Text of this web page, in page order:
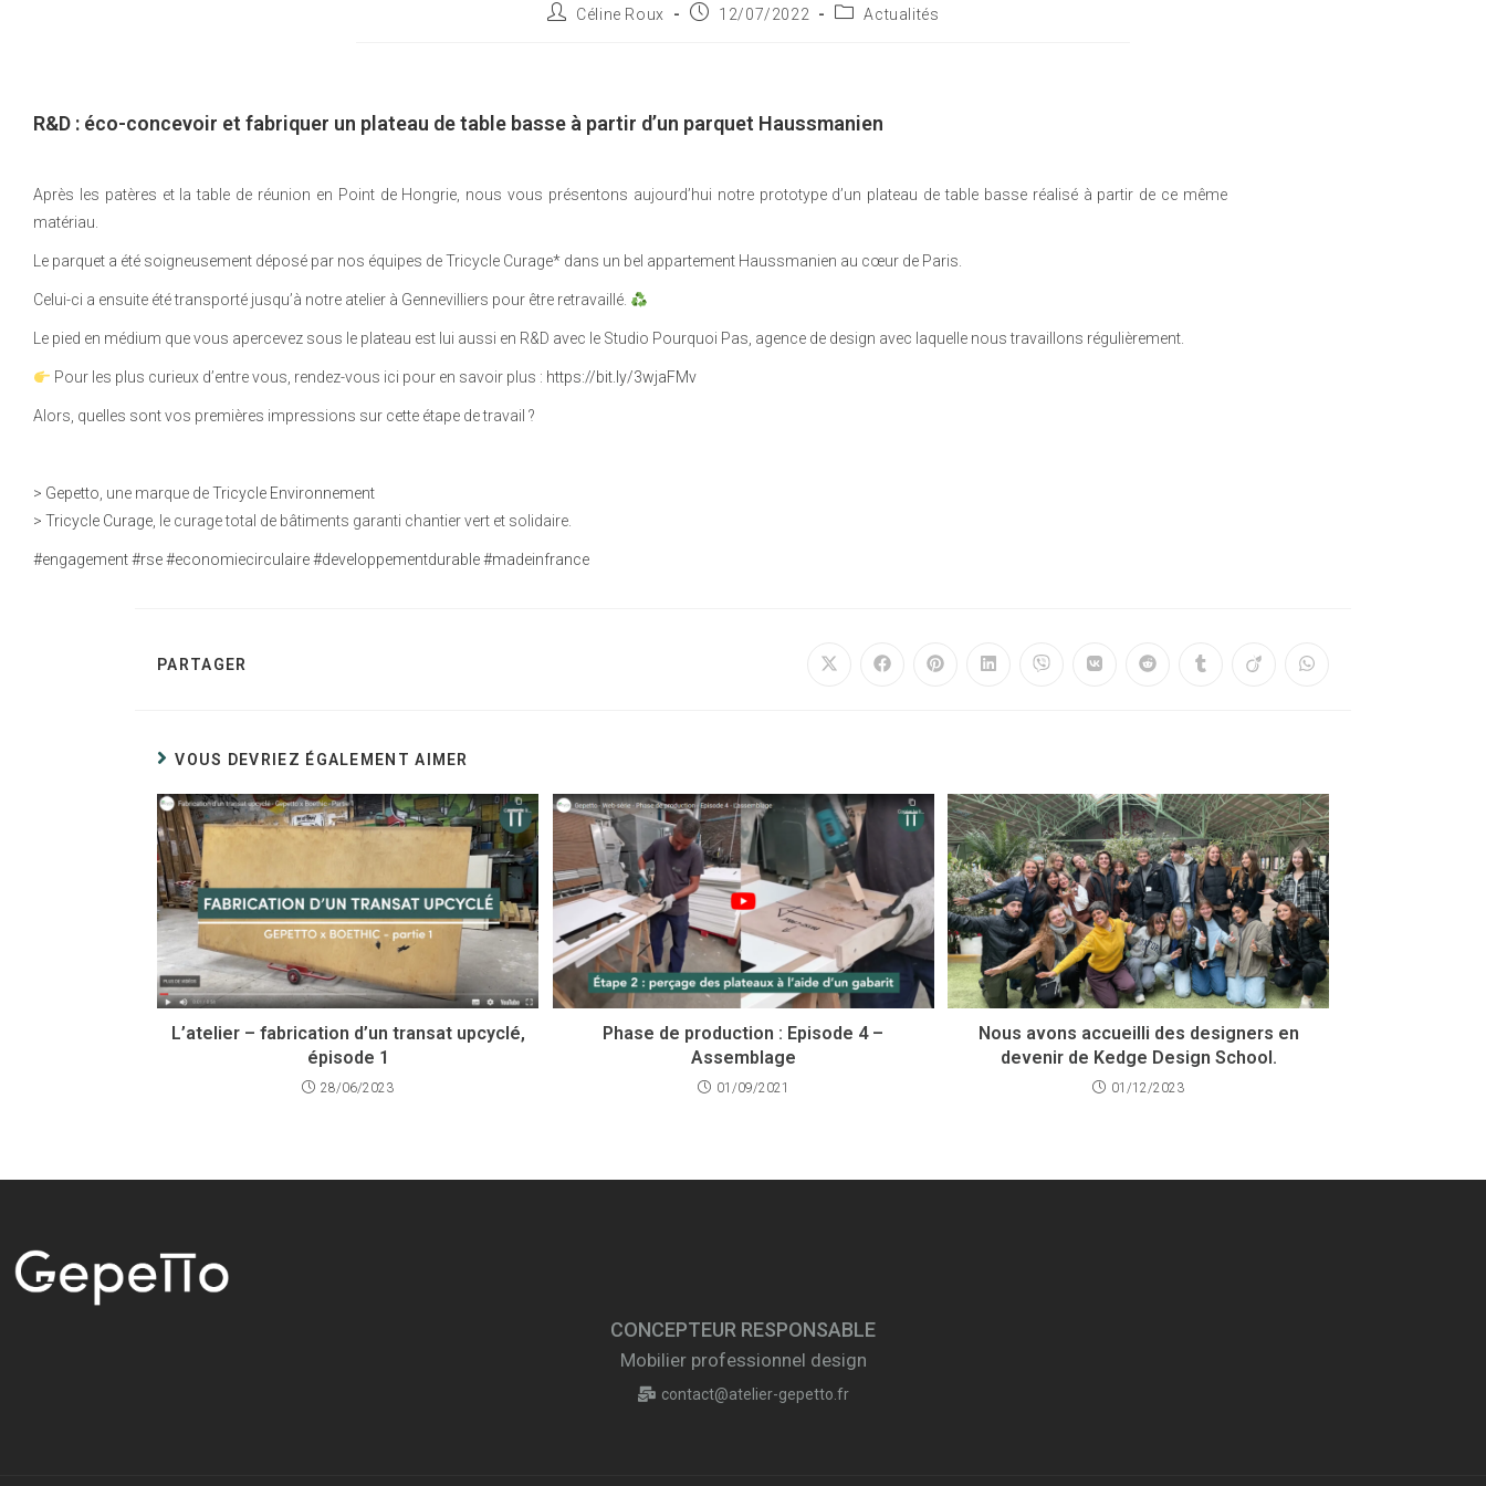
Céline Roux 12/07/2022 Actualités
R&D : éco-concevoir et fabriquer un plateau de table basse à partir d’un parquet Haussmanien
Après les patères et la table de réunion en Point de Hongrie, nous vous présentons aujourd’hui notre prototype d’un plateau de table basse réalisé à partir de ce même
matériau.
Le parquet a été soigneusement déposé par nos équipes de Tricycle Curage* dans un bel appartement Haussmanien au cœur de Paris.
Celui-ci a ensuite été transporté jusqu’à notre atelier à Gennevilliers pour être retravaillé.
Le pied en médium que vous apercevez sous le plateau est lui aussi en R&D avec le Studio Pourquoi Pas, agence de design avec laquelle nous travaillons régulièrement.
Pour les plus curieux d’entre vous, rendez-vous ici pour en savoir plus : https://bit.ly/3wjaFMv
Alors, quelles sont vos premières impressions sur cette étape de travail ?
> Gepetto, une marque deTricycle Environnement
> Tricycle Curage, le curage total de bâtiments garanti chantier vert et solidaire.
#engagement#rse#economiecirculaire#developpementdurable#madeinfrance
PARTAGER
VOUS DEVRIEZ ÉGALEMENT AIMER
L’atelier – fabrication d’un transat upcyclé,
épisode 1
28/06/2023
Phase de production : Episode 4 –
Assemblage
01/09/2021
Nous avons accueilli des designers en
devenir de Kedge Design School.
01/12/2023
CONCEPTEUR RESPONSABLE
Mobilier professionnel design
contact@atelier-gepetto.fr